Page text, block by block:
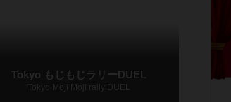
Tokyo もじもじラリーDUEL
Tokyo Moji Moji rally DUEL